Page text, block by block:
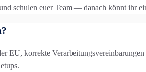
schulen euer Team — danach könnt ihr
EU, korrekte